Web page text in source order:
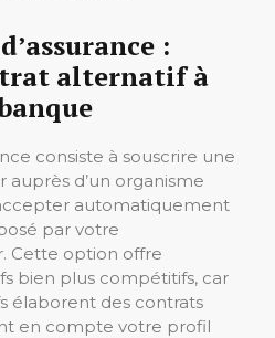
:
alternatif à
consiste à souscrire une
d’un organisme
automatiquement
par votre
Cette option offre
bien plus compétitifs, car
élaborent des contrats
en compte votre profil